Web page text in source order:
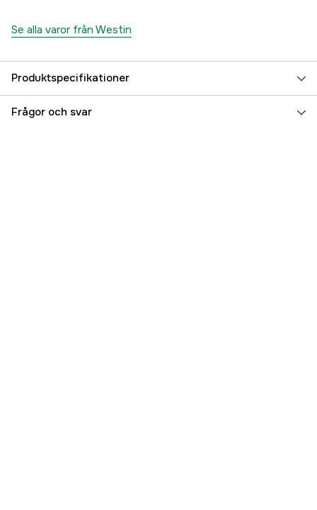
Se alla varor från Westin
Produktspecifikationer
Färgton Svart
Frågor och svar